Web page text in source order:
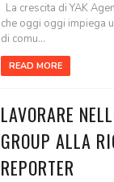
La crescita di YAK
che oggi oggi impiega
di comu...
READ MORE
LAVORARE
GROUP ALLA
REPORTER